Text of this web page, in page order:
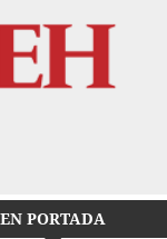
EN PORTADA